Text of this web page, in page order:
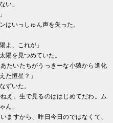
い」
はいっしゅん声を失った。
よ、これが」
陽を見つめていた。
たいたちがうっきーな小猿から進化
た恒星？」
ずいた。
ねえ。生で見るのははじめてだわ。ム
ん」
ますから、昨日今日のではなくて、